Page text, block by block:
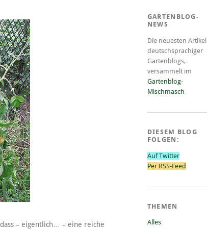
– eigentlich… – eine reiche
GARTENBLOG-
NEWS
Die neuesten Artikel
deutschsprachiger
Gartenblogs,
versammelt im
Gartenblog-
Mischmasch
DIESEM BLOG
FOLGEN:
Auf Twitter
Per RSS-Feed
THEMEN
Alles